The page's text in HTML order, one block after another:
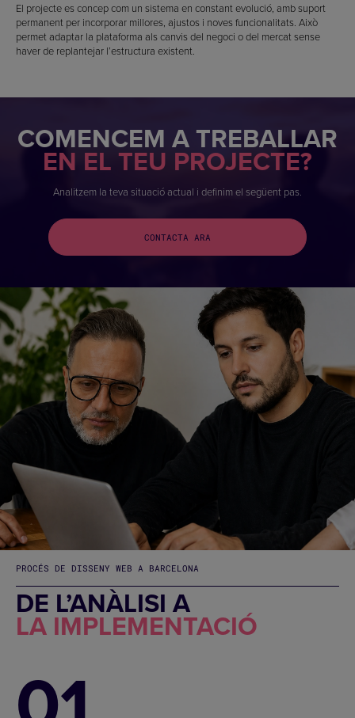
El projecte es concep com un sistema en constant evolució, amb suport
permanent per incorporar millores, ajustos i noves funcionalitats. Això
permet adaptar la plataforma als canvis del negoci o del mercat sense
haver de replantejar l’estructura existent.
COMENCEM A TREBALLAR
EN EL TEU PROJECTE?
Analitzem la teva situació actual i definim el següent pas.
CONTACTA ARA
PROCÉS DE DISSENY WEB A BARCELONA
DE L’ANÀLISI A
LA IMPLEMENTACIÓ